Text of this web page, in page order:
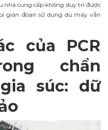
nhà cung cấp không duy trì được
gián đoạn sử dụng dù máy vẫn
của PCR
chẩn
súc: dữ